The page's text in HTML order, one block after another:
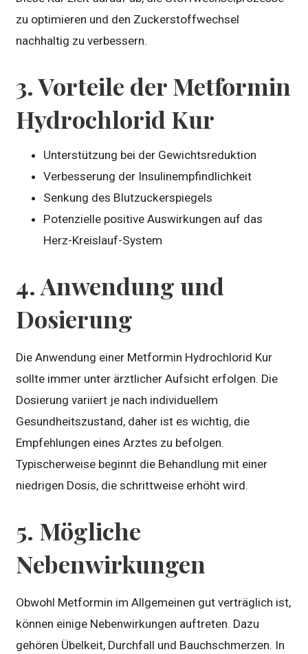
zu optimieren und den Zuckerstoffwechsel
nachhaltig zu verbessern.
3. Vorteile der Metformin
Hydrochlorid Kur
Unterstützung bei der Gewichtsreduktion
Verbesserung der Insulinempfindlichkeit
Senkung des Blutzuckerspiegels
Potenzielle positive Auswirkungen auf das
Herz-Kreislauf-System
4. Anwendung und
Dosierung
Die Anwendung einer Metformin Hydrochlorid Kur
sollte immer unter ärztlicher Aufsicht erfolgen. Die
Dosierung variiert je nach individuellem
Gesundheitszustand, daher ist es wichtig, die
Empfehlungen eines Arztes zu befolgen.
Typischerweise beginnt die Behandlung mit einer
niedrigen Dosis, die schrittweise erhöht wird.
5. Mögliche
Nebenwirkungen
Obwohl Metformin im Allgemeinen gut verträglich ist,
können einige Nebenwirkungen auftreten. Dazu
gehören Übelkeit, Durchfall und Bauchschmerzen. In